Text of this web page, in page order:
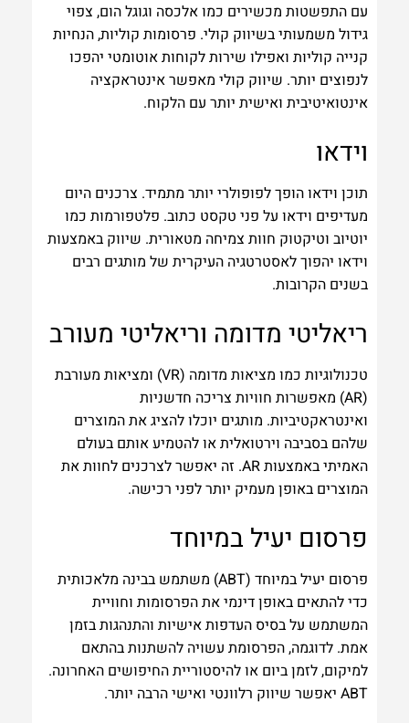
עם התפשטות מכשירים כמו אלכסה וגוגל הום, צפוי
גידול משמעותי בשיווק קולי. פרסומות קוליות, הנחיות
קנייה קוליות ואפילו שירות לקוחות אוטומטי יהפכו
לנפוצים יותר. שיווק קולי מאפשר אינטראקציה
אינטואיטיבית ואישית יותר עם הלקוח.
וידאו
תוכן וידאו הופך לפופולרי יותר מתמיד. צרכנים היום
מעדיפים וידאו על פני טקסט כתוב. פלטפורמות כמו
יוטיוב וטיקטוק חוות צמיחה מטאורית. שיווק באמצעות
וידאו יהפוך לאסטרטגיה העיקרית של מותגים רבים
בשנים הקרובות.
ריאליטי מדומה וריאליטי מעורב
טכנולוגיות כמו מציאות מדומה (VR) ומציאות מעורבת
(AR) מאפשרות חוויות צריכה חדשניות
ואינטראקטיביות. מותגים יוכלו להציג את המוצרים
שלהם בסביבה וירטואלית או להטמיע אותם בעולם
האמיתי באמצעות AR. זה יאפשר לצרכנים לחוות את
המוצרים באופן מעמיק יותר לפני רכישה.
פרסום יעיל במיוחד
פרסום יעיל במיוחד (ABT) משתמש בבינה מלאכותית
כדי להתאים באופן דינמי את הפרסומות וחוויית
המשתמש על בסיס העדפות אישיות והתנהגות בזמן
אמת. לדוגמה, הפרסומת עשויה להשתנות בהתאם
למיקום, לזמן ביום או להיסטוריית החיפושים האחרונה.
ABT יאפשר שיווק רלוונטי ואישי הרבה יותר.